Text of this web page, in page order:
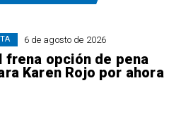
6 de agosto de 2026
frena opción de pena
Karen Rojo por ahora